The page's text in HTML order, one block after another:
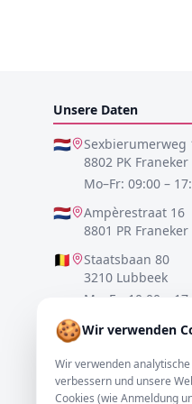
🍪Wir verwenden
Wir verwenden
verbessern und unsere
Cookies (wie Anmeldung
Unsere Daten
🇳🇱
Sexbierumerweg
8802 PK Franeker
Mo–Fr: 09:00 –
🇳🇱
Ampèrestraat 16
8801 PR Franeker
🇧🇪
Staatsbaan 80
3210 Lubbeek
Mo–Fr: 10:00 –
🇩🇪
Lister Meile 48
Mo–Fr: 10:00 –